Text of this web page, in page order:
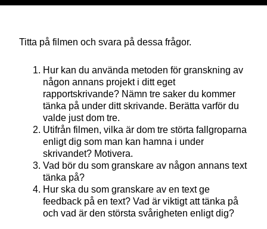
Titta på filmen och svara på dessa frågor.
Hur kan du använda metoden för granskning av
någon annans projekt i ditt eget
rapportskrivande? Nämn tre saker du kommer
tänka på under ditt skrivande. Berätta varför du
valde just dom tre.
Utifrån filmen, vilka är dom tre störta fallgroparna
enligt dig som man kan hamna i under
skrivandet? Motivera.
Vad bör du som granskare av någon annans text
tänka på?
Hur ska du som granskare av en text ge
feedback på en text? Vad är viktigt att tänka på
och vad är den största svårigheten enligt dig?